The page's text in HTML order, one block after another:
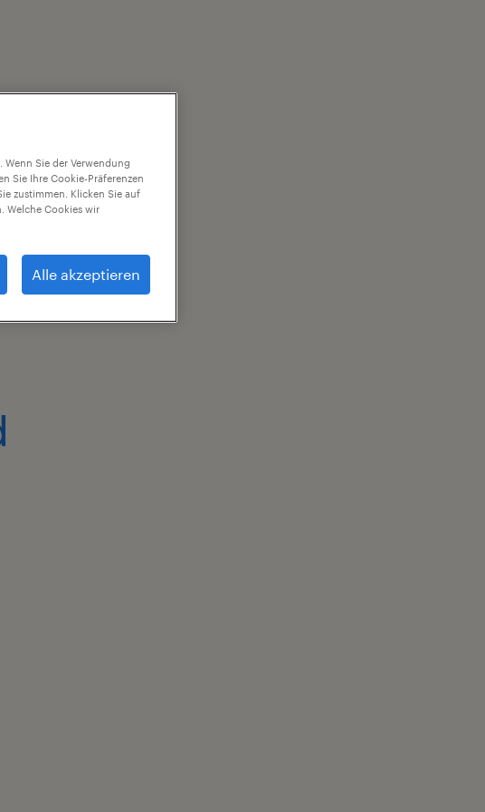
Wenn Sie der Verwendung
Sie Ihre Cookie-Präferenzen
zustimmen. Klicken Sie auf
Welche Cookies wir
Alle akzeptieren